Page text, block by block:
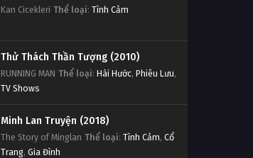
Kan Cicekleri Thể loại: Tình Cảm
Thử Thách Thần Tượng (2010)
RUNNING MAN Thể loại: Hài Hước, Phiêu Lưu,
TV Shows
Minh Lan Truyện (2018)
The Story of Minglan Thể loại: Tình Cảm, Cổ
Trang, Gia Đình